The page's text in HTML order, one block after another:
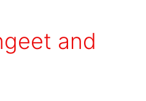
and